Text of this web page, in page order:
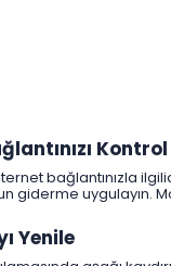
Kontrol
bağlantınızla
giderme uygulayın.
Yenile​